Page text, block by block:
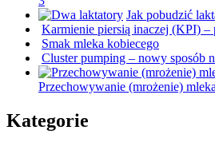
Jak pobudzić
Karmienie piersią inaczej (KPI) –
Smak mleka kobiecego
Cluster pumping – nowy sposób
Przechowywanie (mrożenie)
Kategorie